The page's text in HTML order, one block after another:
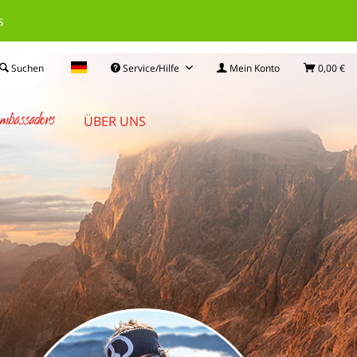
Service/Hilfe Mein Konto 0,00 €
Suchen
ÜBER UNS